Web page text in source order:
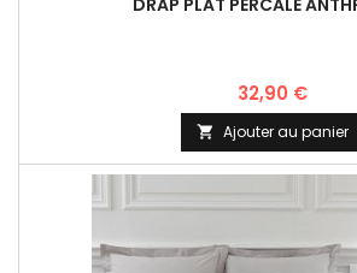
DRAP PLAT PERCALE
32,90 €
 Ajouter au panier